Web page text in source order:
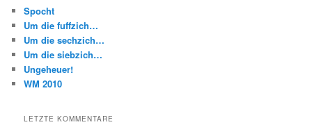
Spocht
Um die fuffzich…
Um die sechzich…
Um die siebzich…
Ungeheuer!
WM 2010
LETZTE KOMMENTARE